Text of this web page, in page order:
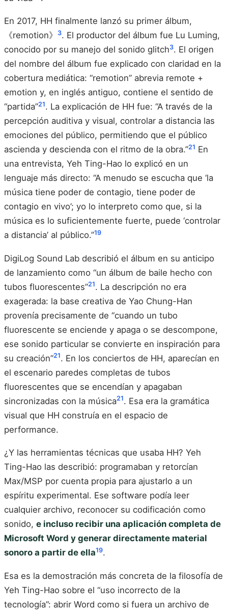
En 2017, HH finalmente lanzó su primer álbum,
《remotion》
3. El productor del álbum fue Lu Luming,
conocido por su manejo del sonido glitch3. El origen
del nombre del álbum fue explicado con claridad en la
cobertura mediática: “remotion” abrevia remote +
emotion y, en inglés antiguo, contiene el sentido de
“partida”21. La explicación de HH fue: “A través de la
percepción auditiva y visual, controlar a distancia las
emociones del público, permitiendo que el público
ascienda y descienda con el ritmo de la obra.”21 En
una entrevista, Yeh Ting-Hao lo explicó en un
lenguaje más directo: “A menudo se escucha que ‘la
música tiene poder de contagio, tiene poder de
contagio en vivo’; yo lo interpreto como que, si la
música es lo suficientemente fuerte, puede ‘controlar
a distancia’ al público.”19
DigiLog Sound Lab describió el álbum en su anticipo
de lanzamiento como “un álbum de baile hecho con
tubos fluorescentes”21. La descripción no era
exagerada: la base creativa de Yao Chung-Han
provenía precisamente de “cuando un tubo
fluorescente se enciende y apaga o se descompone,
ese sonido particular se convierte en inspiración para
su creación”21. En los conciertos de HH, aparecían en
el escenario paredes completas de tubos
fluorescentes que se encendían y apagaban
sincronizadas con la música21. Esa era la gramática
visual que HH construía en el espacio de
performance.
¿Y las herramientas técnicas que usaba HH? Yeh
Ting-Hao las describió: programaban y retorcían
Max/MSP por cuenta propia para ajustarlo a un
espíritu experimental. Ese software podía leer
cualquier archivo, reconocer su codificación como
sonido, e incluso recibir una aplicación completa de
Microsoft Word y generar directamente material
sonoro a partir de ella19.
Esa es la demostración más concreta de la filosofía de
Yeh Ting-Hao sobre el “uso incorrecto de la
tecnología”: abrir Word como si fuera un archivo de